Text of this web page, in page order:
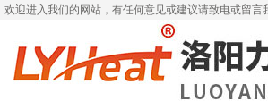
欢迎进入我们的网站，有任何意见或建议请致电或留言